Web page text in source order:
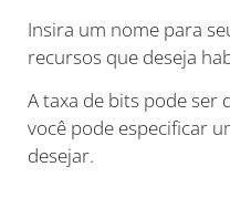
Insira um nome para
recursos que deseja
A taxa de bits pode ser
você pode especificar
desejar.